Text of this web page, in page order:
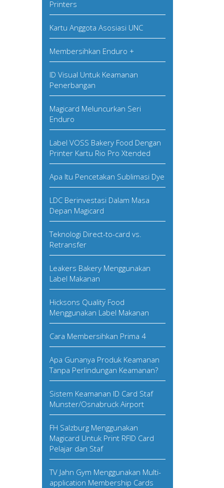
Printers
Kartu Anggota Asosiasi UNC
Membersihkan Enduro +
ID Visual Untuk Keamanan
Penerbangan
Magicard Meluncurkan Seri
Enduro
Label VOSS Bakery Food Dengan
Printer Kartu Rio Pro Xtended
Apa Itu Pencetakan Sublimasi Dye
LDC Berinvestasi Dalam Masa
Depan Magicard
Teknologi Direct-to-card vs.
Retransfer
Leakers Bakery Menggunakan
Label Makanan
Hicksons Quality Food
Menggunakan Label Makanan
Cara Membersihkan Prima 4
Apa Gunanya Produk Keamanan
Tanpa Perlindungan Keamanan?
Sistem Keamanan ID Card Staf
Munster/Osnabruck Airport
FH Salzburg Menggunakan
Magicard Untuk Print RFID Card
Pelajar dan Staf
TV Jahn Gym Menggunakan Multi-
application Membership Cards